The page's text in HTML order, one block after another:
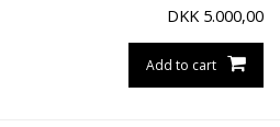
DKK 5.000,00
Add to cart